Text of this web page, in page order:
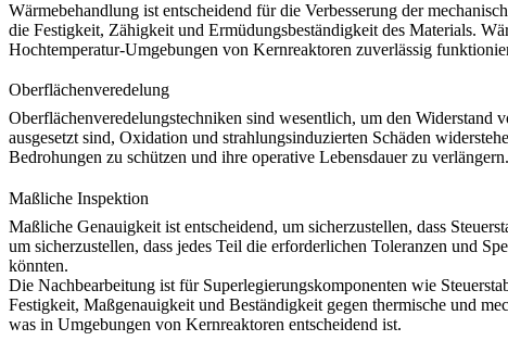
Wärmebehandlung ist entscheidend für die Verbesserung der
die Festigkeit, Zähigkeit und Ermüdungsbeständigkeit des Materials.
Hochtemperatur-Umgebungen von Kernreaktoren zuverlässig
Oberflächenveredelung
Oberflächenveredelungstechniken sind wesentlich, um den Widerstand
ausgesetzt sind, Oxidation und strahlungsinduzierten Schäden
Bedrohungen zu schützen und ihre operative Lebensdauer zu verlängern.
Maßliche Inspektion
Maßliche Genauigkeit ist entscheidend, um sicherzustellen, dass
um sicherzustellen, dass jedes Teil die erforderlichen Toleranzen und
könnten.
Die Nachbearbeitung ist für Superlegierungskomponenten wie
Festigkeit, Maßgenauigkeit und Beständigkeit gegen thermische und
was in Umgebungen von Kernreaktoren entscheidend ist.